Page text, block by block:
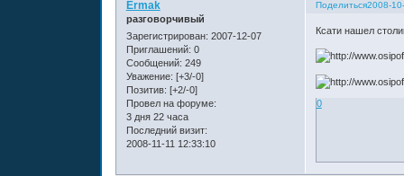
Поделиться2008-
Ermak
разговорчивый
Зарегистрирован: 2007-12-07
Приглашений: 0
Сообщений: 249
Уважение: [+3/-0]
Позитив: [+2/-0]
Провел на форуме:
3 дня 22 часа
Последний визит:
2008-11-11 12:33:10
Ксати нашел
0